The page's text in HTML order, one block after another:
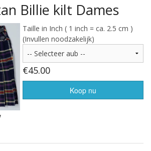
Billie kilt Dames
Taille in Inch ( 1 inch = ca. 2.5 cm )
(Invullen noodzakelijk)
€45.00
Koop nu